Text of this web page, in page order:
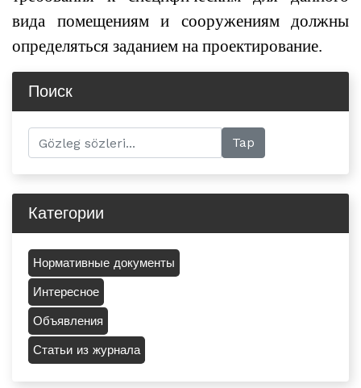
вида помещениям и сооружениям должны
определяться заданием на проектирование.
Поиск
Категории
Нормативные документы
Интересное
Объявления
Статьи из журнала